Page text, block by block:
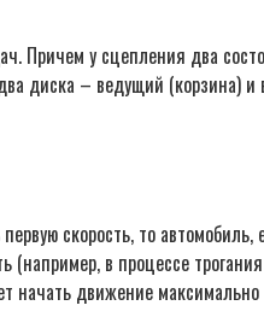
Причем у сцепления два
диска – ведущий
скорость, то
в процессе
начать движение